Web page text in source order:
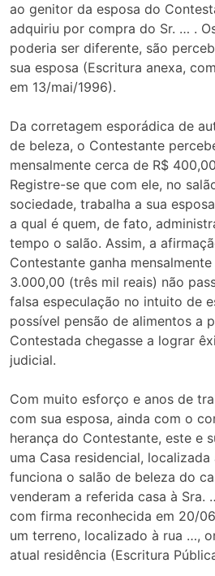
ao genitor da esposa do
adquiriu por compra do Sr. … .
poderia ser diferente, são
sua esposa (Escritura anexa,
em 13/mai/1996).
Da corretagem esporádica de
de beleza, o Contestante
mensalmente cerca de R$
Registre-se que com ele, no
sociedade, trabalha a sua
a qual é quem, de fato,
tempo o salão. Assim, a
Contestante ganha
3.000,00 (três mil reais) não
falsa especulação no intuito de
possível pensão de alimentos a
Contestada chegasse a lograr
judicial.
Com muito esforço e anos de
com sua esposa, ainda com o
herança do Contestante, este e
uma Casa residencial,
funciona o salão de beleza do
venderam a referida casa à Sra.
com firma reconhecida em 20/
um terreno, localizado à rua …,
atual residência (Escritura